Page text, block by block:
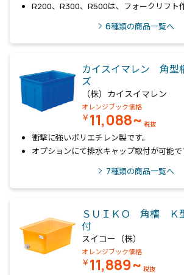
R200、R300、R500は、フォークリフト
6種類の商品一覧へ
カイスイマレン 角型
ズ
（株）カイスイマレン
オレンジブック価格
￥11,088~ 税抜
衝撃に強いポリエチレン製です。
オプションにて排水キャップ取付が可能で
7種類の商品一覧へ
ＳＵＩＫＯ 角槽 Ｋ
付
スイコー（株）
オレンジブック価格
￥11,889~ 税抜